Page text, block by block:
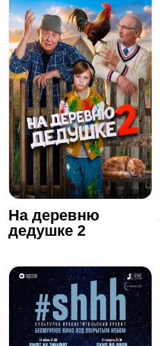
На деревню
дедушке 2